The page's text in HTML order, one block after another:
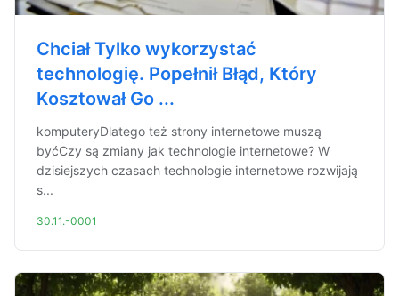
Chciał Tylko wykorzystać
technologię. Popełnił Błąd, Który
Kosztował Go ...
komputeryDlatego też strony internetowe muszą
byćCzy są zmiany jak technologie internetowe? W
dzisiejszych czasach technologie internetowe rozwijają
s...
30.11.-0001